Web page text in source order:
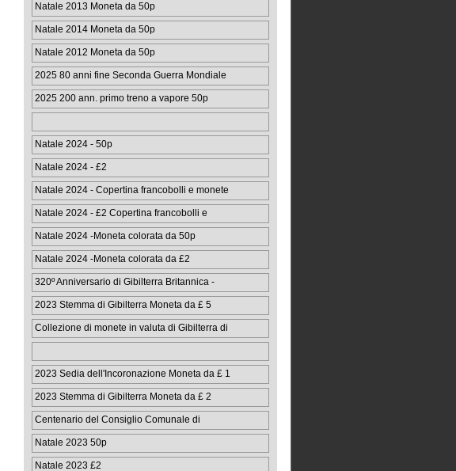
Natale 2013 Moneta da 50p
Natale 2014 Moneta da 50p
Natale 2012 Moneta da 50p
2025 80 anni fine Seconda Guerra Mondiale
2025 200 ann. primo treno a vapore 50p
Natale 2024 - 50p
Natale 2024 - £2
Natale 2024 - Copertina francobolli e monete
50p
Natale 2024 - £2 Copertina francobolli e
monete
Natale 2024 -Moneta colorata da 50p
Natale 2024 -Moneta colorata da £2
320º Anniversario di Gibilterra Britannica -
Edizi
2023 Stemma di Gibilterra Moneta da £ 5
Collezione di monete in valuta di Gibilterra di
20
2023 Sedia dell'Incoronazione Moneta da £ 1
2023 Stemma di Gibilterra Moneta da £ 2
Centenario del Consiglio Comunale di
Gibilterra Mo
Natale 2023 50p
Natale 2023 £2